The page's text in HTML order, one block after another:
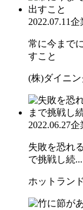
2022.07.11企
常に今まで
すこと
(株)ダイニ
2022.06.27企
失敗を恐れ
で挑戦し続...
ホットラン